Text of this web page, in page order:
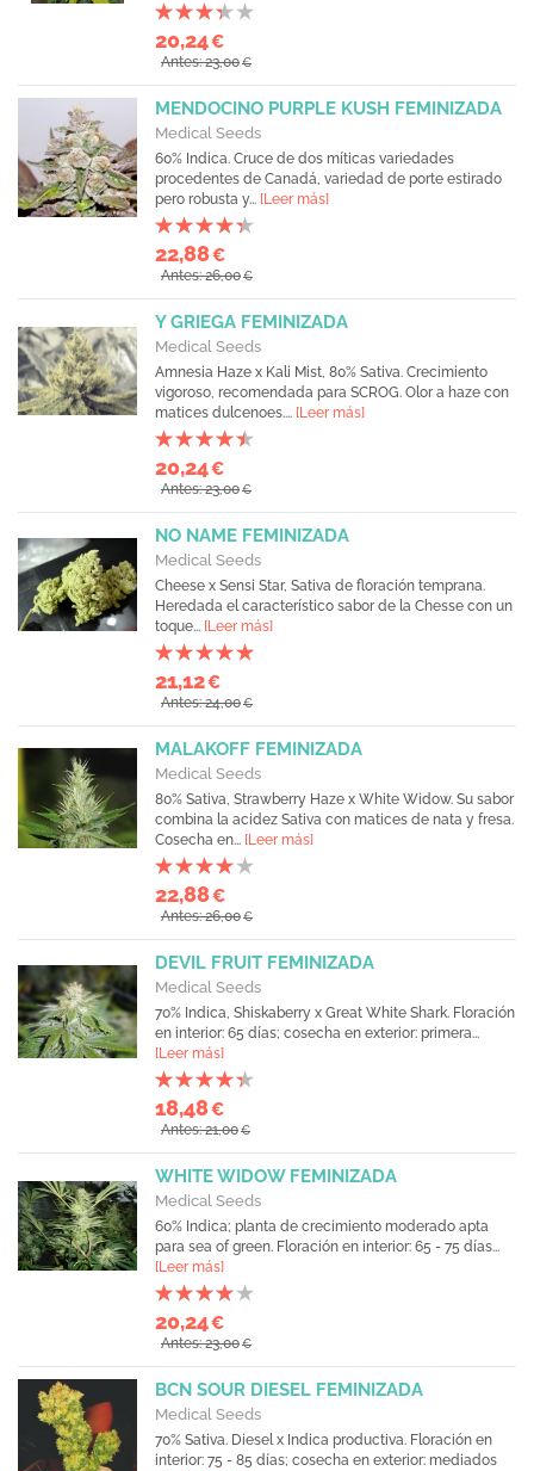
20,24€
Antes: 23,00€
MENDOCINO PURPLE KUSH FEMINIZADA
Medical Seeds
60% Indica. Cruce de dos míticas variedades
procedentes de Canadá, variedad de porte estirado
pero robusta y... [Leer más]
22,88€
Antes: 26,00€
Y GRIEGA FEMINIZADA
Medical Seeds
Amnesia Haze x Kali Mist, 80% Sativa. Crecimiento
vigoroso, recomendada para SCROG. Olor a haze con
matices dulcenoes.... [Leer más]
20,24€
Antes: 23,00€
NO NAME FEMINIZADA
Medical Seeds
Cheese x Sensi Star, Sativa de floración temprana.
Heredada el característico sabor de la Chesse con un
toque... [Leer más]
21,12€
Antes: 24,00€
MALAKOFF FEMINIZADA
Medical Seeds
80% Sativa, Strawberry Haze x White Widow. Su sabor
combina la acidez Sativa con matices de nata y fresa.
Cosecha en... [Leer más]
22,88€
Antes: 26,00€
DEVIL FRUIT FEMINIZADA
Medical Seeds
70% Indica, Shiskaberry x Great White Shark. Floración
en interior: 65 días; cosecha en exterior: primera...
[Leer más]
18,48€
Antes: 21,00€
WHITE WIDOW FEMINIZADA
Medical Seeds
60% Indica; planta de crecimiento moderado apta
para sea of green. Floración en interior: 65 - 75 días...
[Leer más]
20,24€
Antes: 23,00€
BCN SOUR DIESEL FEMINIZADA
Medical Seeds
70% Sativa. Diesel x Indica productiva. Floración en
interior: 75 - 85 días; cosecha en exterior: mediados